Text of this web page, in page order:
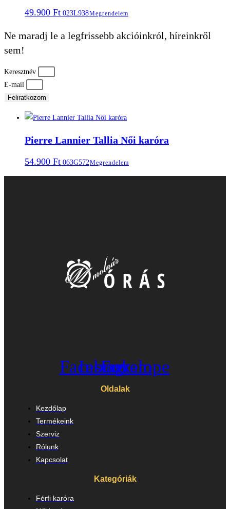
49.900 Ft 023L938Megrendelem
Ne maradj le a legfrissebb akcióinkról, híreinkről
sem!
Keresztnév
E-mail
Feliratkozom
Pierre Lannier Tallia Női karóra
54.900 Ft 063G572Megrendelem
Facebook
Instagram
Envelope
Oldalak
Kezdőlap
Termékeink
Szerviz
Rólunk
Kapcsolat
Kategóriák
Férfi karóra